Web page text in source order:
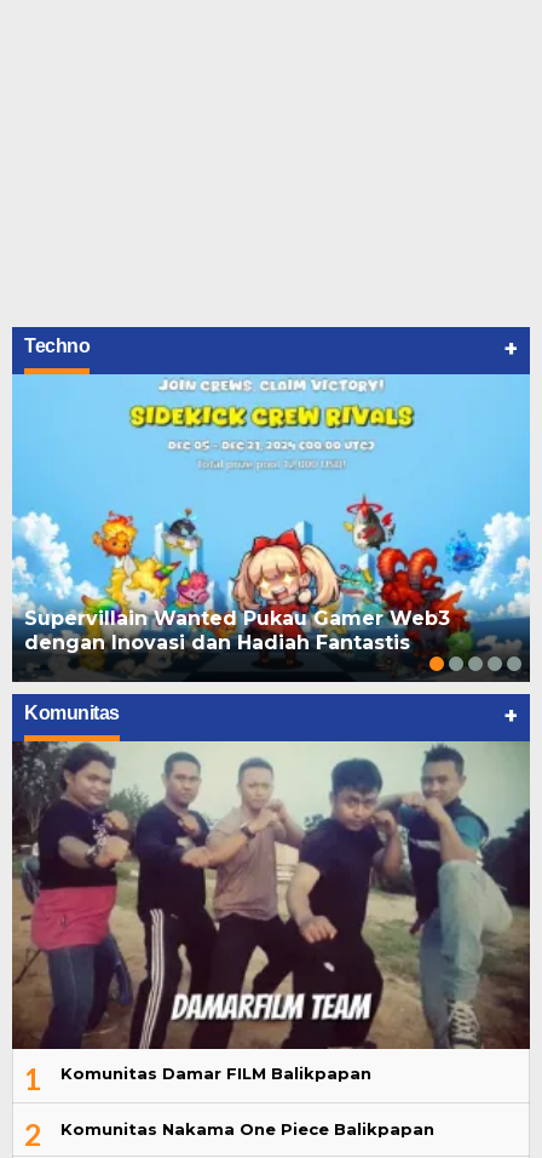
Techno +
Supervillain Wanted Pukau Gamer Web3
dengan Inovasi dan Hadiah Fantastis
Komunitas +
1 Komunitas Damar FILM Balikpapan
2 Komunitas Nakama One Piece Balikpapan